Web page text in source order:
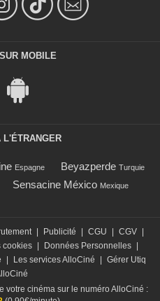
MOBILE
L'ÉTRANGER
Espagne Beyazperde Turquie
Sensacine México Mexique
Publicité CGU CGV
cookies Données Personnelles
Les services AlloCiné
Gérer Utiq
votre cinéma sur le numéro AlloCiné :